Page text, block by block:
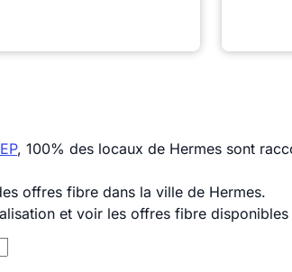
, 100% des locaux de Hermes sont
offres fibre dans la ville de Hermes.
et voir les offres fibre